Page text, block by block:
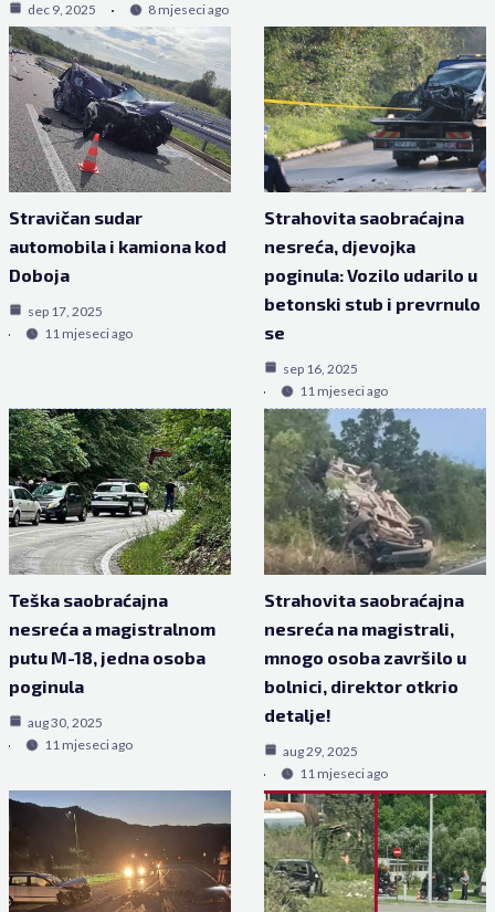
dec 9, 2025 8 mjeseci ago
Stravičan sudar
automobila i kamiona kod
Doboja
sep 17, 2025
11 mjeseci ago
Strahovita saobraćajna
nesreća, djevojka
poginula: Vozilo udarilo u
betonski stub i prevrnulo
se
sep 16, 2025
11 mjeseci ago
Teška saobraćajna
nesreća a magistralnom
putu M-18, jedna osoba
poginula
aug 30, 2025
11 mjeseci ago
Strahovita saobraćajna
nesreća na magistrali,
mnogo osoba završilo u
bolnici, direktor otkrio
detalje!
aug 29, 2025
11 mjeseci ago